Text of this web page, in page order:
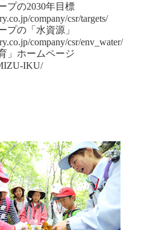
プの2030年目標
company/csr/targets/
プの「水資源」
company/csr/env_water/
」ホームページ
IKU/